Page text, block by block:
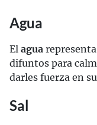
Agua
El agua
difuntos para
darles fuerza en
Sal